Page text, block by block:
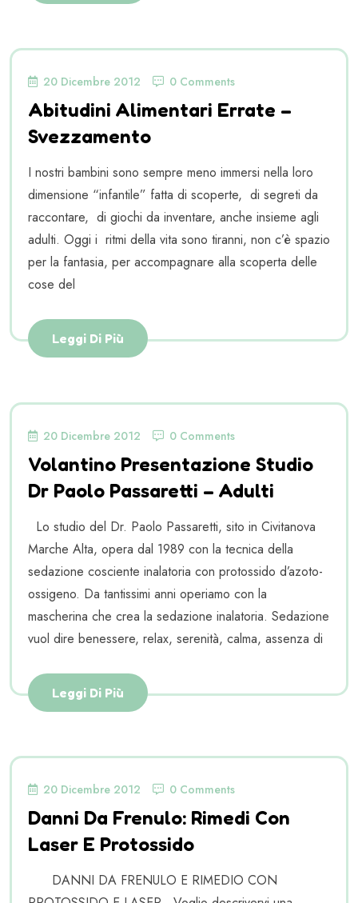
20 Dicembre 2012 0 Comments
Abitudini Alimentari Errate –
Svezzamento
I nostri bambini sono sempre meno immersi nella loro
dimensione “infantile” fatta di scoperte, di segreti da
raccontare, di giochi da inventare, anche insieme agli
adulti. Oggi i ritmi della vita sono tiranni, non c’è spazio
per la fantasia, per accompagnare alla scoperta delle
cose del
Leggi Di Più
20 Dicembre 2012 0 Comments
Volantino Presentazione Studio
Dr Paolo Passaretti – Adulti
Lo studio del Dr. Paolo Passaretti, sito in Civitanova
Marche Alta, opera dal 1989 con la tecnica della
sedazione cosciente inalatoria con protossido d’azoto-
ossigeno. Da tantissimi anni operiamo con la
mascherina che crea la sedazione inalatoria. Sedazione
vuol dire benessere, relax, serenità, calma, assenza di
Leggi Di Più
20 Dicembre 2012 0 Comments
Danni Da Frenulo: Rimedi Con
Laser E Protossido
DANNI DA FRENULO E RIMEDIO CON